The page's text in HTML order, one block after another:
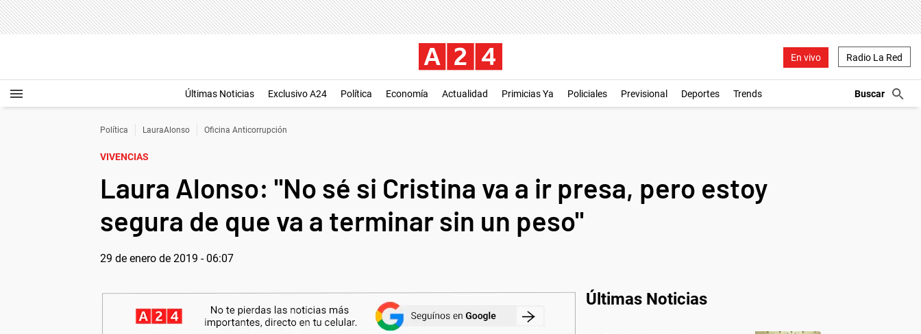
En vivo Radio La Red
Últimas Noticias Exclusivo A24 Política Economía Actualidad Primicias Ya Policiales Previsional Deportes Trends
Política LauraAlonso Oficina Anticorrupción
VIVENCIAS
Laura Alonso: "No sé si Cristina va a ir presa, pero estoy
segura de que va a terminar sin un peso"
29 de enero de 2019 - 06:07
Últimas Noticias